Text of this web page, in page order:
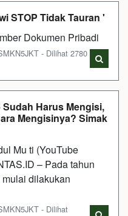
STOP Tidak Tauran '
Pribadi
- Dilihat 2780
Harus Mengisi,
Mengisinya? Simak
Mu ti (YouTube
– Pada tahun
dilakukan
- Dilihat